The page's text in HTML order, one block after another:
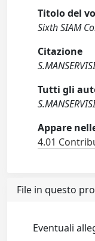
Titolo del
Sixth SIAM
Citazione
Tutti gli
Appare
4.01
File in questo
Eventuali